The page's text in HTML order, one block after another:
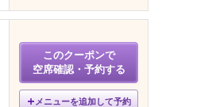
このクーポンで
空席確認・予約する
メニューを追加して予約